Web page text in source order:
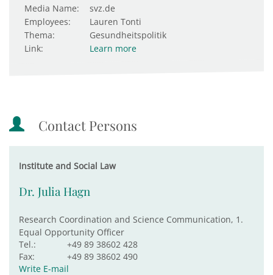
Media Name:
svz.de
Employees:
Lauren Tonti
Thema:
Gesundheitspolitik
Link:
Learn more
Contact Persons
Institute and Social Law
Dr. Julia Hagn
Research Coordination and Science Communication, 1.
Equal Opportunity Officer
Tel.:
+49 89 38602 428
Fax:
+49 89 38602 490
Write E-mail